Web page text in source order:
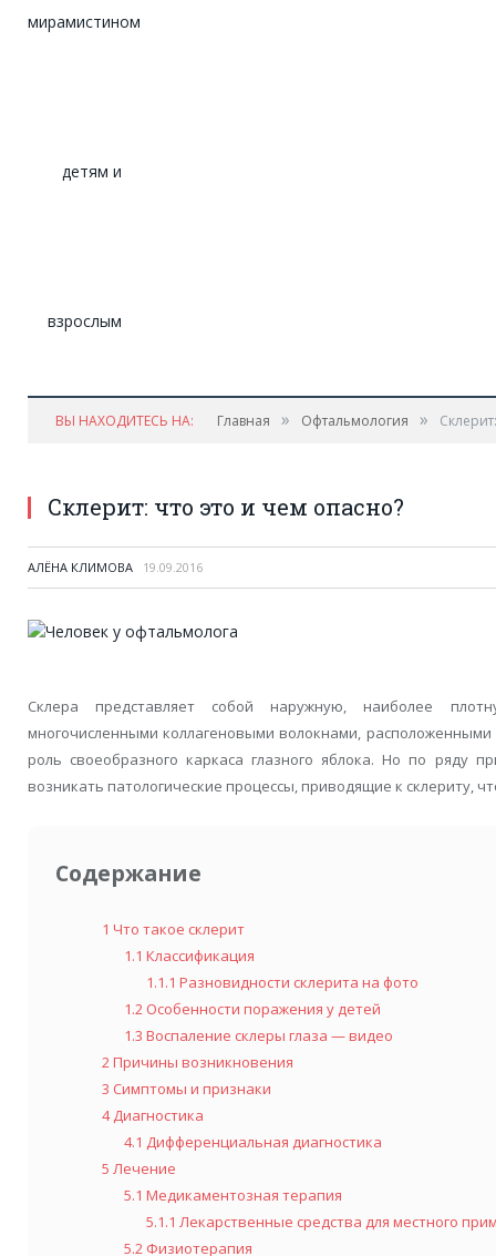
ВЫ НАХОДИТЕСЬ НА: Главная » Офтальмология »
Склерит: что это и чем опасно?
АЛЁНА КЛИМОВА 19.09.2016
Склера представляет собой наружную, наиболее
многочисленными коллагеновыми волокнами,
роль своеобразного каркаса глазного яблока. Но по ряду
возникать патологические процессы, приводящие к склериту,
Содержание
1 Что такое склерит
1.1 Классификация
1.1.1 Разновидности склерита на фото
1.2 Особенности поражения у детей
1.3 Воспаление склеры глаза — видео
2Причины возникновения
3 Симптомы и признаки
4Диагностика
4.1 Дифференциальная диагностика
5 Лечение
5.1 Медикаментозная терапия
5.1.1 Лекарственные средства для местного
5.2 Физиотерапия